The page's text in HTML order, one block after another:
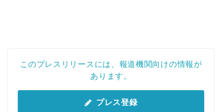
このプレスリリースには、報道機関向けの情報が
あります。
プレス登録